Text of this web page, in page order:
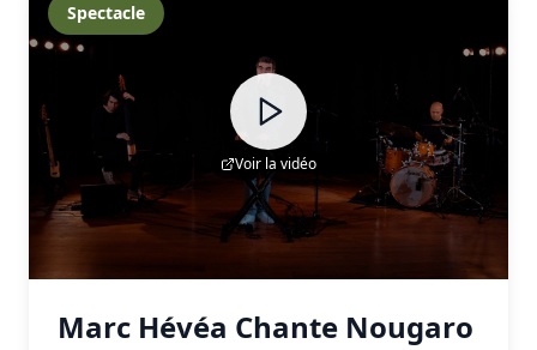
Voir la vidéo
Spectacle
Marc Hévéa Chante Nougaro